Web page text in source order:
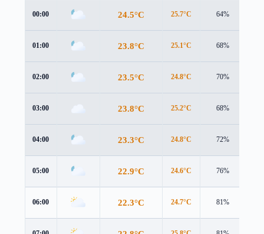
00:00 24.5°C 25.7°C 64%
01:00 23.8°C 25.1°C 68%
02:00 23.5°C 24.8°C 70%
03:00 23.8°C 25.2°C 68%
04:00 23.3°C 24.8°C 72%
05:00 22.9°C 24.6°C 76%
06:00 22.3°C 24.7°C 81%